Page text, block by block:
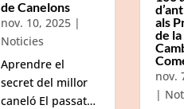
de Canelons
nov. 10, 2025|
Noticies
Aprendre el
secret del millor
caneló El passat…
als
de la
nov.
|